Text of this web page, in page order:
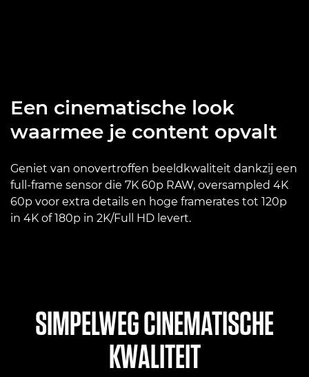
Een cinematische look
waarmee je content opvalt
Geniet van onovertroffen beeldkwaliteit dankzij een
full-frame sensor die 7K 60p RAW, oversampled 4K
60p voor extra details en hoge framerates tot 120p
in 4K of 180p in 2K/Full HD levert.
SIMPELWEG CINEMATISCHE
KWALITEIT